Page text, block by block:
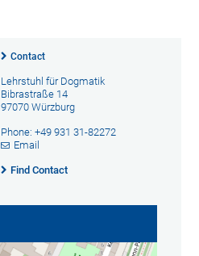
Contact
Lehrstuhl für Dogmatik
Bibrastraße 14
97070 Würzburg
Phone: +49 931 31-82272
Email
Find Contact